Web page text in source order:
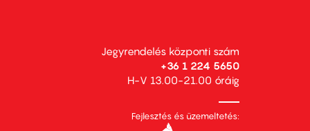
Jegyrendelés központi szám
+36 1 224 5650
H-V 13.00-21.00 óráig
Fejlesztés és üzemeltetés: